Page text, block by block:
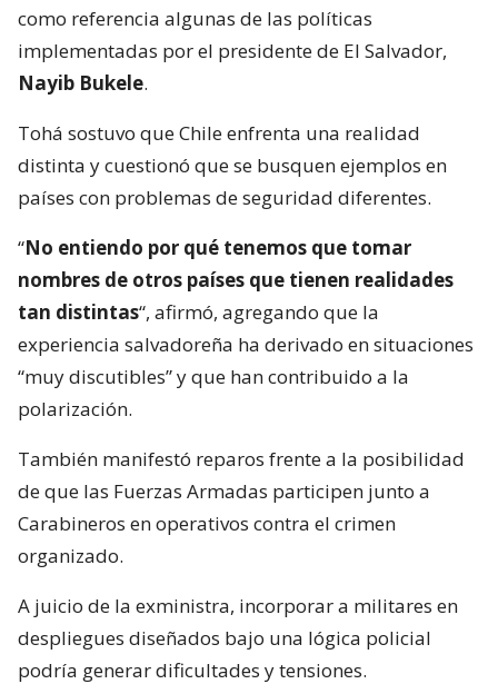
como referencia algunas de las políticas
implementadas por el presidente de El Salvador,
Nayib Bukele.
Tohá sostuvo que Chile enfrenta una realidad
distinta y cuestionó que se busquen ejemplos en
países con problemas de seguridad diferentes.
“No entiendo por qué tenemos que tomar
nombres de otros países que tienen realidades
tan distintas“, afirmó, agregando que la
experiencia salvadoreña ha derivado en situaciones
“muy discutibles” y que han contribuido a la
polarización.
También manifestó reparos frente a la posibilidad
de que las Fuerzas Armadas participen junto a
Carabineros en operativos contra el crimen
organizado.
A juicio de la exministra, incorporar a militares en
despliegues diseñados bajo una lógica policial
podría generar dificultades y tensiones.